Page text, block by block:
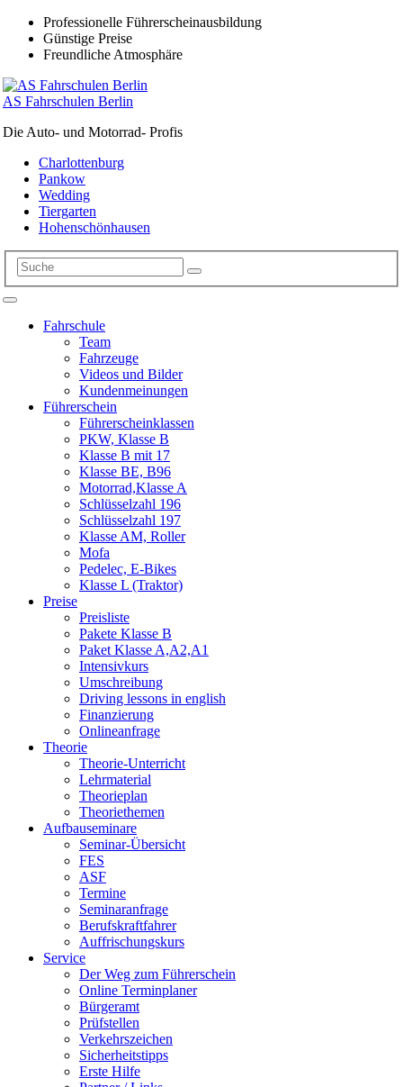
Professionelle Führerscheinausbildung
Günstige Preise
Freundliche Atmosphäre
AS Fahrschulen Berlin
Die Auto- und Motorrad- Profis
Charlottenburg
Pankow
Wedding
Tiergarten
Hohenschönhausen
Fahrschule
Team
Fahrzeuge
Videos und Bilder
Kundenmeinungen
Führerschein
Führerscheinklassen
PKW, Klasse B
Klasse B mit 17
Klasse BE, B96
Motorrad,Klasse A
Schlüsselzahl 196
Schlüsselzahl 197
Klasse AM, Roller
Mofa
Pedelec, E-Bikes
Klasse L (Traktor)
Preise
Preisliste
Pakete Klasse B
Paket Klasse A,A2,A1
Intensivkurs
Umschreibung
Driving lessons in english
Finanzierung
Onlineanfrage
Theorie
Theorie-Unterricht
Lehrmaterial
Theorieplan
Theoriethemen
Aufbauseminare
Seminar-Übersicht
FES
ASF
Termine
Seminaranfrage
Berufskraftfahrer
Auffrischungskurs
Service
Der Weg zum Führerschein
Online Terminplaner
Bürgeramt
Prüfstellen
Verkehrszeichen
Sicherheitstipps
Erste Hilfe